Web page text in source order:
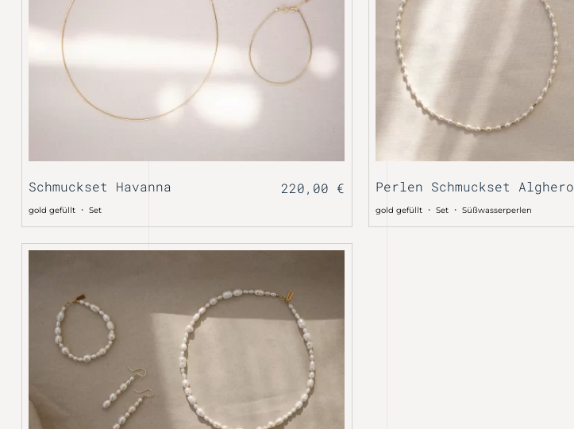
Schmuckset Havanna 220,00 €
gold gefüllt ・Set
Perlen Schmuckset Alghero
gold gefüllt・ Set・ Süßwasserperlen